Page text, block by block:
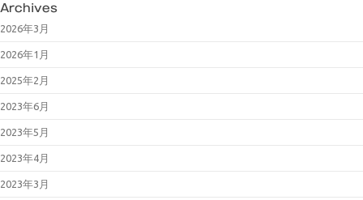
Archives
2026年3月
2026年1月
2025年2月
2023年6月
2023年5月
2023年4月
2023年3月